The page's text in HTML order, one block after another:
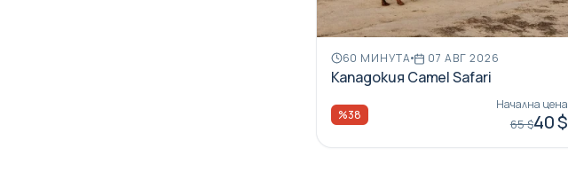
60 МИНУТА 07 АВГ 2026
Кападокия Camel Safari
%38
Начална цена
65 $40 $